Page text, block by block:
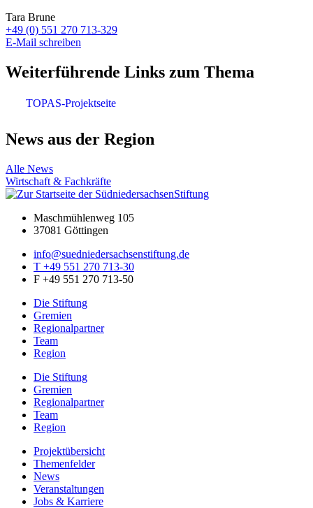
Tara Brune
+49 (0) 551 270 713-329
E-Mail schreiben
Weiterführende Links zum Thema
TOPAS-Projektseite
News aus der Region
Alle News
Wirtschaft & Fachkräfte
Maschmühlenweg 105
37081 Göttingen
info@suedniedersachsenstiftung.de
T +49 551 270 713-30
F +49 551 270 713-50
Die Stiftung
Gremien
Regionalpartner
Team
Region
Die Stiftung
Gremien
Regionalpartner
Team
Region
Projektübersicht
Themenfelder
News
Veranstaltungen
Jobs & Karriere